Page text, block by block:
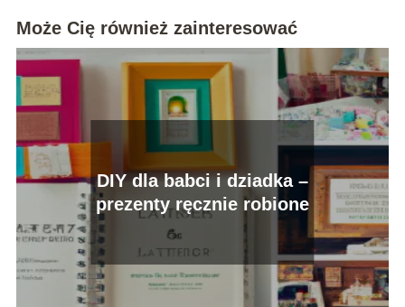
Może Cię również zainteresować
DIY dla babci i dziadka –
prezenty ręcznie robione